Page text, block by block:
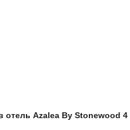
отель Azalea By Stonewood 4